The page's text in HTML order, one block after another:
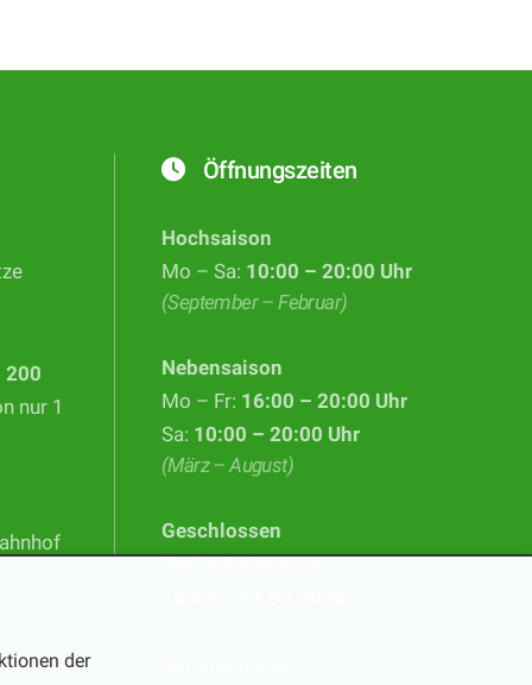
200
nur 1
Öffnungszeiten
Hochsaison
Mo – Sa: 10:00 – 20:00 Uhr
(September – Februar)
Nebensaison
Mo – Fr: 16:00 – 20:00 Uhr
Sa: 10:00 – 20:00 Uhr
(März – August)
Geschlossen
Nachsaisonpause:
der